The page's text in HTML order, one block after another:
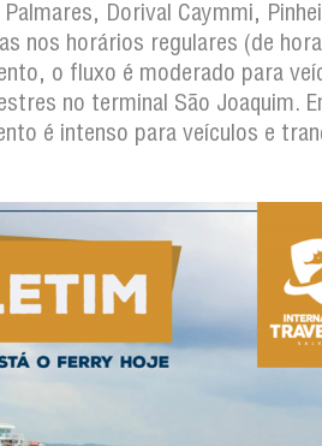
Dorival Caymmi,
nos horários regulares (de
o fluxo é moderado para
no terminal São Joaquim.
é intenso para veículos e